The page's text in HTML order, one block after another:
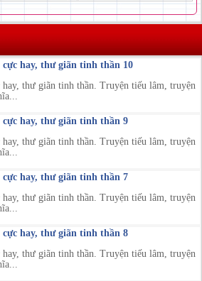
hay, thư giãn tinh thần 10
thư giãn tinh thần. Truyện tiếu lâm, truyện
hay, thư giãn tinh thần 9
thư giãn tinh thần. Truyện tiếu lâm, truyện
hay, thư giãn tinh thần 7
thư giãn tinh thần. Truyện tiếu lâm, truyện
hay, thư giãn tinh thần 8
thư giãn tinh thần. Truyện tiếu lâm, truyện